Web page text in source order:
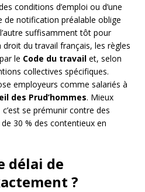
conditions d’emploi ou d’une
notification préalable oblige
suffisamment tôt pour
droit du travail français, les règles
le Code du travail et, selon
collectives spécifiques.
employeurs comme salariés à
des Prud’hommes. Mieux
se prémunir contre des
30 % des contentieux en
délai de
?